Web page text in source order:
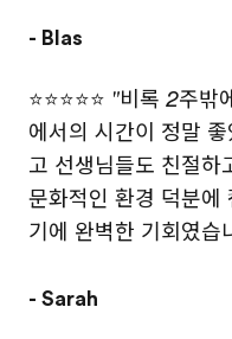
- Blas
⭐⭐⭐⭐⭐ "비록 2주밖
에서의 시간이 정말
고 선생님들도 친절하
문화적인 환경 덕분에
기에 완벽한 기회였습
- Sarah